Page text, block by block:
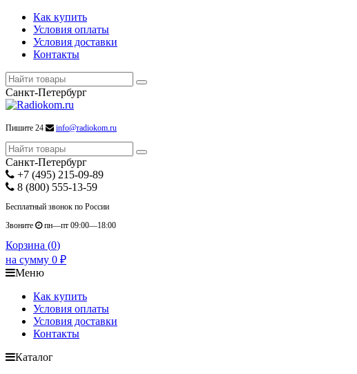
Как купить
Условия оплаты
Условия доставки
Контакты
Санкт-Петербург
Пишите 24 info@radiokom.ru
Санкт-Петербург
+7 (495) 215-09-89
8 (800) 555-13-59
Бесплатный звонок по России
Звоните
пн—пт 09:00—18:00
Корзина (0)
на сумму 0 ₽
Меню
Как купить
Условия оплаты
Условия доставки
Контакты
Каталог